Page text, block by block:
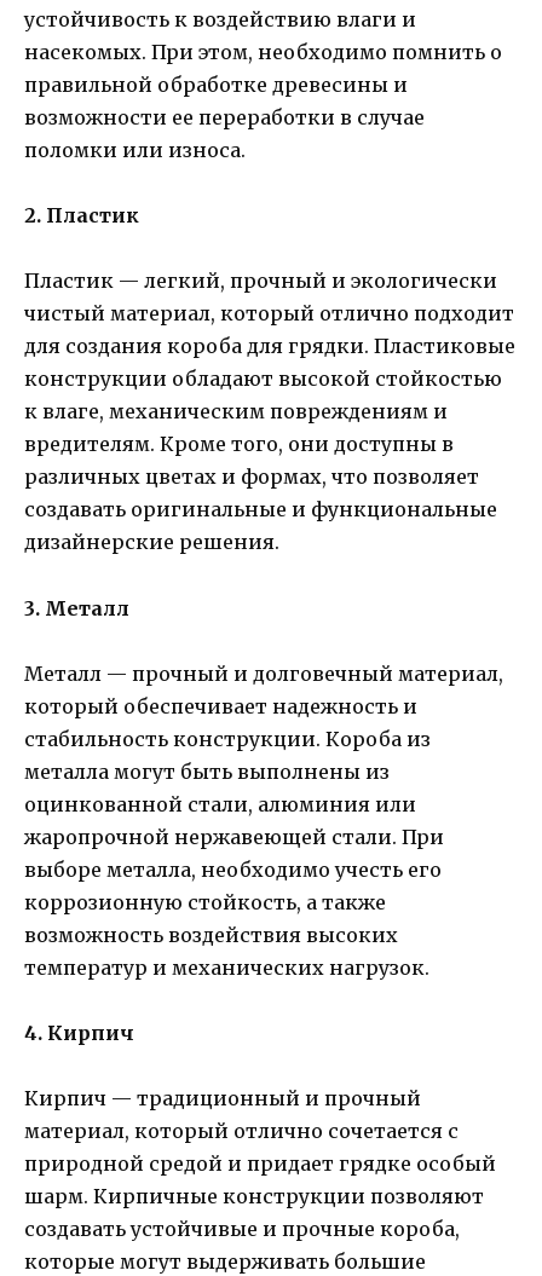
устойчивость к воздействию влаги и
насекомых. При этом, необходимо помнить о
правильной обработке древесины и
возможности ее переработки в случае
поломки или износа.
2. Пластик
Пластик — легкий, прочный и экологически
чистый материал, который отлично подходит
для создания короба для грядки. Пластиковые
конструкции обладают высокой стойкостью
к влаге, механическим повреждениям и
вредителям. Кроме того, они доступны в
различных цветах и формах, что позволяет
создавать оригинальные и функциональные
дизайнерские решения.
3. Металл
Металл — прочный и долговечный материал,
который обеспечивает надежность и
стабильность конструкции. Короба из
металла могут быть выполнены из
оцинкованной стали, алюминия или
жаропрочной нержавеющей стали. При
выборе металла, необходимо учесть его
коррозионную стойкость, а также
возможность воздействия высоких
температур и механических нагрузок.
4. Кирпич
Кирпич — традиционный и прочный
материал, который отлично сочетается с
природной средой и придает грядке особый
шарм. Кирпичные конструкции позволяют
создавать устойчивые и прочные короба,
которые могут выдерживать большие